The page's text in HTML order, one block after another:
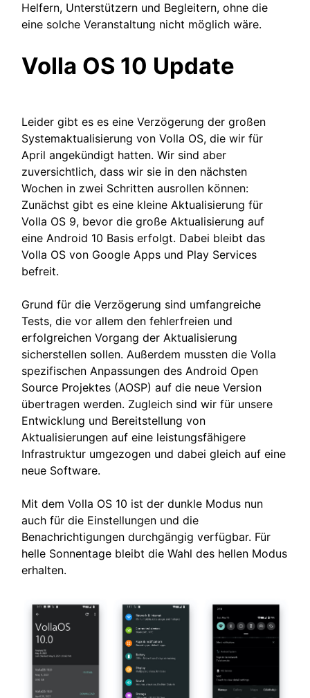
Helfern, Unterstützern und Begleitern, ohne die
eine solche Veranstaltung nicht möglich wäre.
Volla OS 10 Update
Leider gibt es es eine Verzögerung der großen
Systemaktualisierung von Volla OS, die wir für
April angekündigt hatten. Wir sind aber
zuversichtlich, dass wir sie in den nächsten
Wochen in zwei Schritten ausrollen können:
Zunächst gibt es eine kleine Aktualisierung für
Volla OS 9, bevor die große Aktualisierung auf
eine Android 10 Basis erfolgt. Dabei bleibt das
Volla OS von Google Apps und Play Services
befreit.
Grund für die Verzögerung sind umfangreiche
Tests, die vor allem den fehlerfreien und
erfolgreichen Vorgang der Aktualisierung
sicherstellen sollen. Außerdem mussten die Volla
spezifischen Anpassungen des Android Open
Source Projektes (AOSP) auf die neue Version
übertragen werden. Zugleich sind wir für unsere
Entwicklung und Bereitstellung von
Aktualisierungen auf eine leistungsfähigere
Infrastruktur umgezogen und dabei gleich auf eine
neue Software.
Mit dem Volla OS 10 ist der dunkle Modus nun
auch für die Einstellungen und die
Benachrichtigungen durchgängig verfügbar. Für
helle Sonnentage bleibt die Wahl des hellen Modus
erhalten.